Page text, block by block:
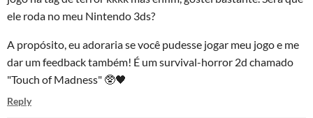
ele roda no meu Nintendo 3ds?
A propósito, eu adoraria se você pudesse jogar meu jogo e me
dar um feedback também! É um survival-horror 2d chamado
"Touch of Madness" 🥸🖤
Reply